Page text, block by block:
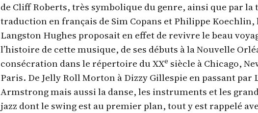
de Cliff Roberts, très symbolique du genre, ainsi que par la
traduction en français de Sim Copans et Philippe Koechlin,
Langston Hughes proposait en effet de revivre le beau
l’histoire de cette musique, de ses débuts à la Nouvelle
consécration dans le répertoire du XXe siècle à Chicago,
Paris. De Jelly Roll Morton à Dizzy Gillespie en passant par
Armstrong mais aussi la danse, les instruments et les
jazz dont le swing est au premier plan, tout y est rappelé